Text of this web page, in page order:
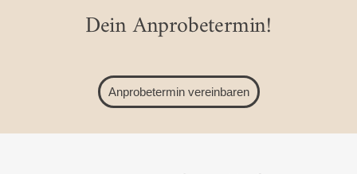
Dein Anprobetermin!
Anprobetermin vereinbaren